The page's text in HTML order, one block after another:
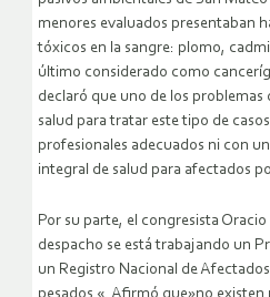
menores evaluados presentaban
tóxicos en la sangre: plomo,
último considerado como
declaró que uno de los
salud para tratar este tipo de
profesionales adecuados ni con
integral de salud para afectados
Por su parte, el congresista
despacho se está trabajando un
un Registro Nacional de